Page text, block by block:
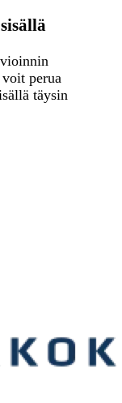
perua
täysin